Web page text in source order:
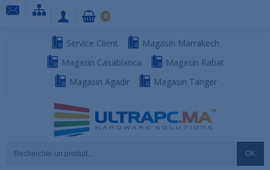
Service Client
Magasin Marrakech
Magasin Casablanca
Magasin Rabat
Magasin Agadir
Magasin Tanger
OK
0